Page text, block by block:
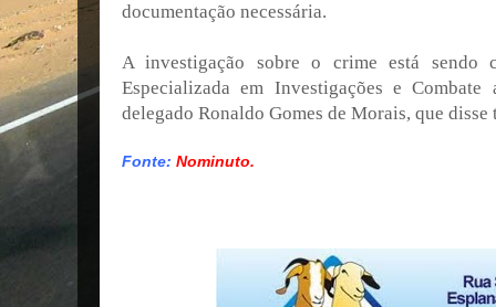
documentação necessária.
A investigação sobre o crime está sendo
Especializada em Investigações e
delegado Ronaldo Gomes de Morais, que
Fonte: Nominuto.